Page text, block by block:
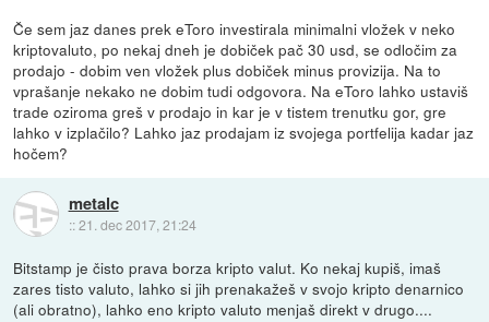
Če sem jaz danes prek eToro investirala minimalni vložek v neko
kriptovaluto, po nekaj dneh je dobiček pač 30 usd, se odločim za
prodajo - dobim ven vložek plus dobiček minus provizija. Na to
vprašanje nekako ne dobim tudi odgovora. Na eToro lahko ustaviš
trade oziroma greš v prodajo in kar je v tistem trenutku gor, gre
lahko v izplačilo? Lahko jaz prodajam iz svojega portfelija kadar jaz
hočem?
metalc
::21. dec 2017, 21:24
Bitstamp je čisto prava borza kripto valut. Ko nekaj kupiš, imaš
zares tisto valuto, lahko si jih prenakažeš v svojo kripto denarnico
(ali obratno), lahko eno kripto valuto menjaš direkt v drugo....